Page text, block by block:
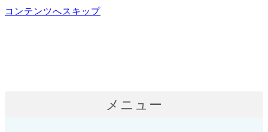
コンテンツへスキップ
メニュー